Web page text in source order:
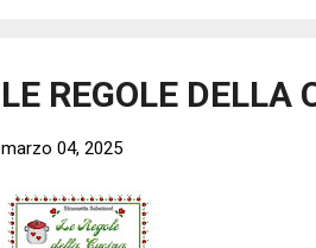
LE REGOLE DELLA
marzo 04, 2025